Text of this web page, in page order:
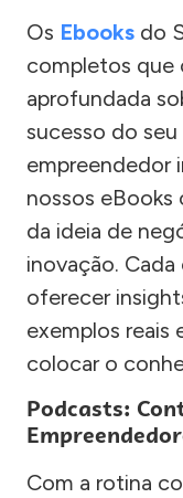
Os Ebooks do
completos que
aprofundada
sucesso do
empreendedor
nossos
da ideia de
inovação.
oferecer
exemplos reais
colocar o
Podcasts:
Com a rotina